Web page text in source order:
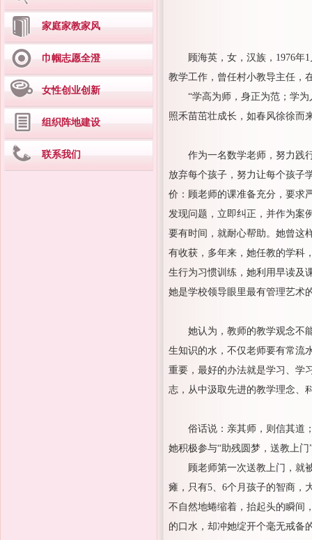
家庭家教家风
巾帼志愿全澄
女性创业创新
组织阵地建设
联系我们
顾海英，女，汉族，1976年
教学工作，曾任村小教导主任，
“学高为师，身正为范；学
照禾苗茁壮成长，如春风徐徐而
作为一名数学老师，努力践
放弃每个孩子，努力让每个孩子
价：顾老师的课准备充分，要求
发现问题，立即纠正，并作为案
要有时间，就耐心帮助。她曾这
有收获，多年来，她任教的学科
生行为习惯训练，她利用早读及
她是学校领导眼里最有管理艺术
她认为，教师的教学观念不
生知识的水，不仅老师要有常流
重要，最好的办法就是学习、学
志，从中汲取先进的教学理念、
俗话说：亲其师，则信其道
她积极参与“助残圆梦，送教上
顾老师第一次送教上门，就
瘫，只有5、6个月孩子的智商，
不自然地蜷缩着，抬起头的瞬
的口水，却冲她绽开个毫无戒备